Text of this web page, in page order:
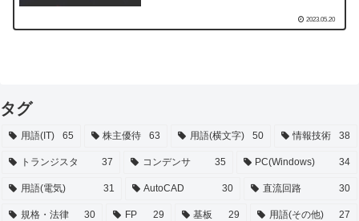
2023.05.20
タグ
用語(IT) 65 株主優待 63 用語(横文字) 50 情報技術 38
トランジスタ 37 コンデンサ 35 PC(Windows) 34
用語(電気) 31 AutoCAD 30 直流回路 30
規格・法律 30 FP 29 基板 29 用語(その他) 27